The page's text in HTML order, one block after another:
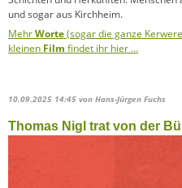
und sogar aus Kirchheim.
MehrWorte(sogar die ganze
kleinen Film findet ihr hier …
10.09.2025 14:45 von Hans-Jürgen Fuchs
Thomas Nigl trat von der